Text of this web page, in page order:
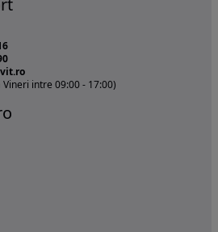
Vineri intre 09:00 - 17:00)